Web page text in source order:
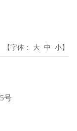
【字体： 大 中 小】
5号